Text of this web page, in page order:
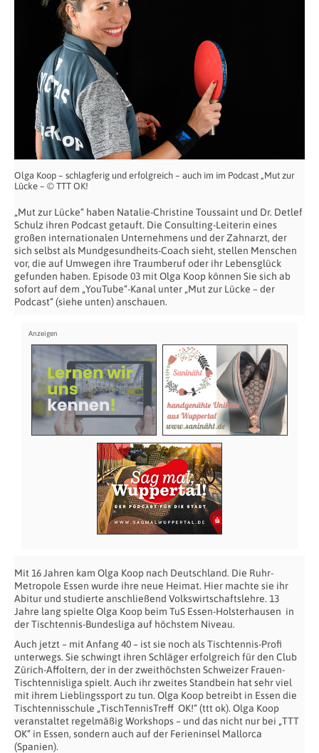
Olga Koop – schlagferig und erfolgreich – auch im im Podcast „Mut zur
Lücke – © TTT OK!
„Mut zur Lücke“ haben Natalie-Christine Toussaint und Dr. Detlef
Schulz ihren Podcast getauft. Die Consulting-Leiterin eines
großen internationalen Unternehmens und der Zahnarzt, der
sich selbst als Mundgesundheits-Coach sieht, stellen Menschen
vor, die auf Umwegen ihre Traumberuf oder ihr Lebensglück
gefunden haben. Episode 03 mit Olga Koop können Sie sich ab
sofort auf dem „YouTube“-Kanal unter „Mut zur Lücke – der
Podcast“ (siehe unten) anschauen.
Mit 16 Jahren kam Olga Koop nach Deutschland. Die Ruhr-
Metropole Essen wurde ihre neue Heimat. Hier machte sie ihr
Abitur und studierte anschließend Volkswirtschaftslehre. 13
Jahre lang spielte Olga Koop beim TuS Essen-Holsterhausen in
der Tischtennis-Bundesliga auf höchstem Niveau.
Auch jetzt – mit Anfang 40 – ist sie noch als Tischtennis-Profi
unterwegs. Sie schwingt ihren Schläger erfolgreich für den Club
Zürich-Affoltern, der in der zweithöchsten Schweizer Frauen-
Tischtennisliga spielt. Auch ihr zweites Standbein hat sehr viel
mit ihrem Lieblingssport zu tun. Olga Koop betreibt in Essen die
Tischtennisschule „TischTennisTreff OK!“ (ttt ok). Olga Koop
veranstaltet regelmäßig Workshops – und das nicht nur bei „TTT
OK“ in Essen, sondern auch auf der Ferieninsel Mallorca
(Spanien).